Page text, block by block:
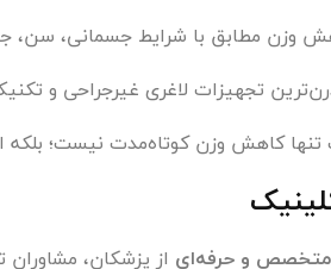
وزن مطابق با شرایط جسمانی،
تجهیزات لاغری غیرجراحی و
کاهش وزن کوتاه‌مدت نیست؛
و حرفه‌ای از پزشکان،